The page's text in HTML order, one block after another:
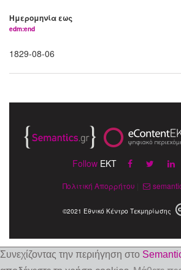
Συνεχίζοντας την περιήγηση στο
Ημερομηνία εως
edm:end
1829-08-06
Follow EKT
Πολιτική Απορρήτου
©2021 Εθνικό Κέντρο Τεκμηρίωσης